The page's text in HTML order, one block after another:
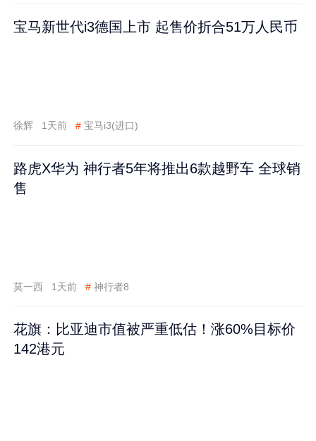
宝马新世代i3德国上市 起售价折合51万人民币
徐辉 1天前 # 宝马i3(进口)
路虎X华为 神行者5年将推出6款越野车 全球销
售
莫一西 1天前 # 神行者8
花旗：比亚迪市值被严重低估！涨60%目标价
142港元